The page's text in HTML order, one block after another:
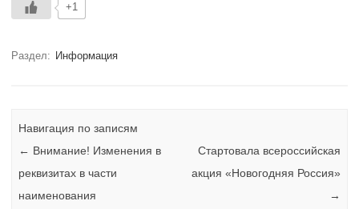
+1
Раздел: Информация
Навигация по записям
← Внимание! Изменения в
реквизитах в части
наименования
Стартовала всероссийская
акция «Новогодняя Россия»
→